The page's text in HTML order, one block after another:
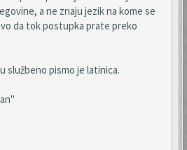
a ne znaju jezik na kome se
da tok postupka prate preko
službeno pismo je latinica.